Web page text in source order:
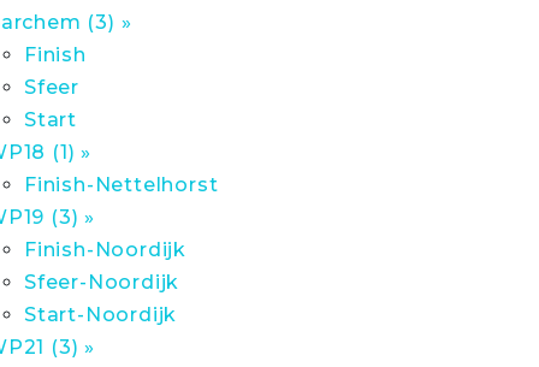
(3) »
Finish
Sfeer
Start
(1) »
Finish-Nettelhorst
(3) »
Finish-Noordijk
Sfeer-Noordijk
Start-Noordijk
(3) »